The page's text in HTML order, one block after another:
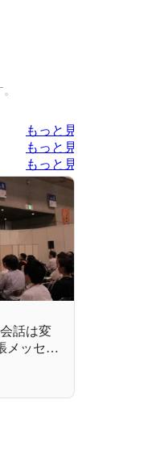
もっと見る
もっと見る
もっと見る
話は変
メッセ